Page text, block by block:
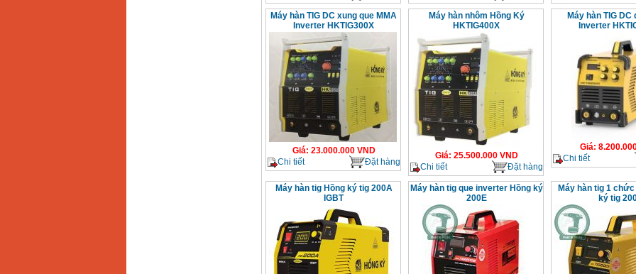
Máy hàn TIG DC xung que MMA
Inverter HKTIG300X
Giá: 23.000.000VND
Chi tiết
Đặt hàng
Máy hàn nhôm Hồng Ký
HKTIG400X
Giá: 25.500.000VND
Chi tiết
Đặt hàng
Máy hàn TIG DC
Inverter
Giá:
Chi tiết
Máy hàn tig Hồng ký tig 200A
IGBT
Máy hàn tig que inverter Hồng ký
200E
Máy hàn tig 1
ký tig